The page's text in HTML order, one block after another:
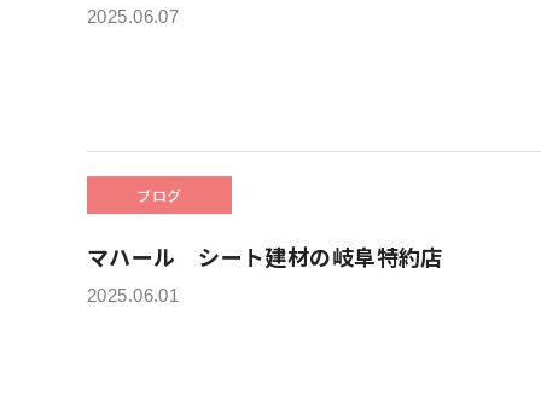
2025.06.07
ブログ
マハール シート建材の岐阜特約店
2025.06.01